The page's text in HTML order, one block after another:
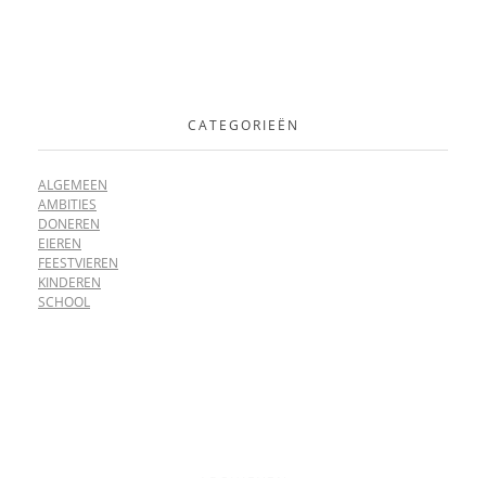
CATEGORIEËN
ALGEMEEN
AMBITIES
DONEREN
EIEREN
FEESTVIEREN
KINDEREN
SCHOOL